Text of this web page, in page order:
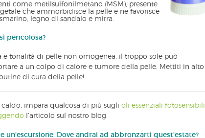
come metilsulfonilmetano (MSM), presente
che ammorbidisce la pelle e ne favorisce
legno di sandalo e mirra.
pericolosa?
e tonalità di pelle non omogenea, il troppo sole può
a un colpo di calore e tumore della pelle. Mettiti in alto
di cura della pelle!
impara qualcosa di più sugli oli essenziali fotosensibili
l’articolo sul nostro blog.
un’escursione: Dove andrai ad abbronzarti quest’estate?